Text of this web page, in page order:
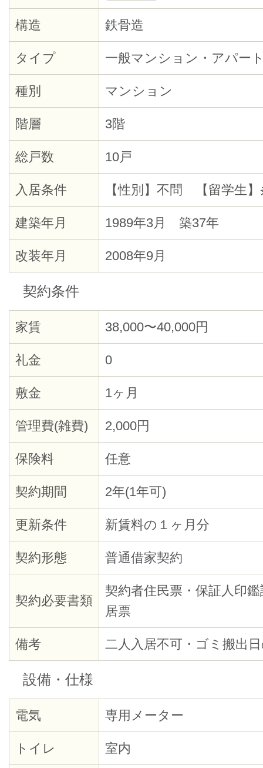
構造 鉄骨造
タイプ 一般マンション・アパー
種別 マンション
階層 3階
総戸数 10戸
入居条件 【性別】不問 【留学生
建築年月 1989年3月 築37年
改装年月 2008年9月
契約条件
家賃 38,000〜40,000円
礼金 0
敷金 1ヶ月
管理費(雑費) 2,000円
保険料 任意
契約期間 2年(1年可)
更新条件 新賃料の１ヶ月分
契約形態 普通借家契約
契約必要書類
契約者住民票・保証人印
居票
備考 二人入居不可・ゴミ搬出
設備・仕様
電気 専用メーター
トイレ 室内